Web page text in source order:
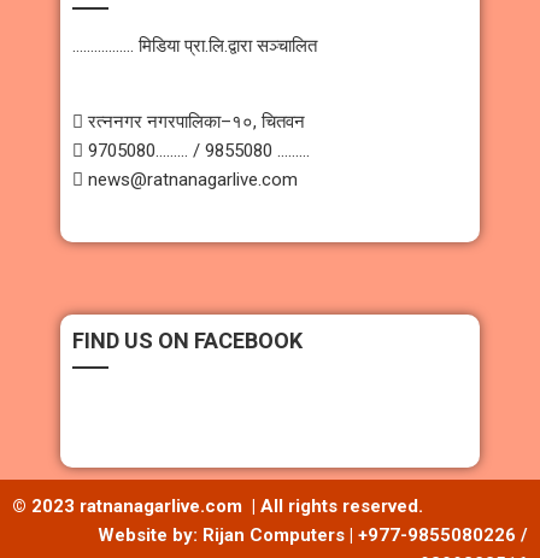
…………….. मिडिया प्रा.लि.द्वारा सञ्चालित
 रत्ननगर नगरपालिका–१०, चितवन
 9705080……… / 9855080 ………
 news@ratnanagarlive.com
FIND US ON FACEBOOK
© 2023 ratnanagarlive.com | All rights reserved.
Website by: Rijan Computers | +977-9855080226 /